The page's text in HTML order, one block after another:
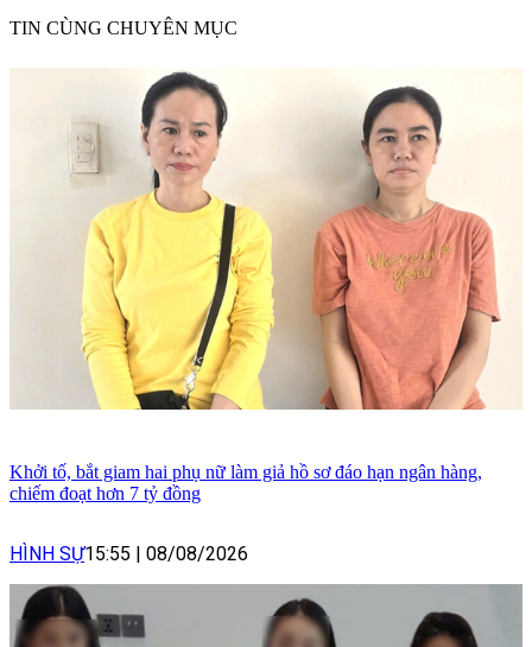
TIN CÙNG CHUYÊN MỤC
Khởi tố, bắt giam hai phụ nữ làm giả hồ sơ đáo hạn ngân hàng,
chiếm đoạt hơn 7 tỷ đồng
HÌNH SỰ15:55 08/08/2026